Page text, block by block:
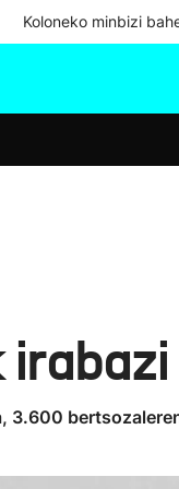
Koloneko minbizi
3.600